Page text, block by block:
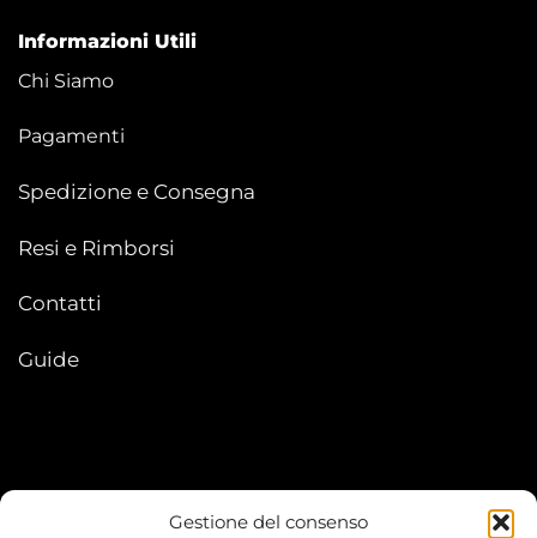
Gestione del consenso
Informazioni Utili
Chi Siamo
Pagamenti
Spedizione e Consegna
Resi e Rimborsi
Contatti
Guide